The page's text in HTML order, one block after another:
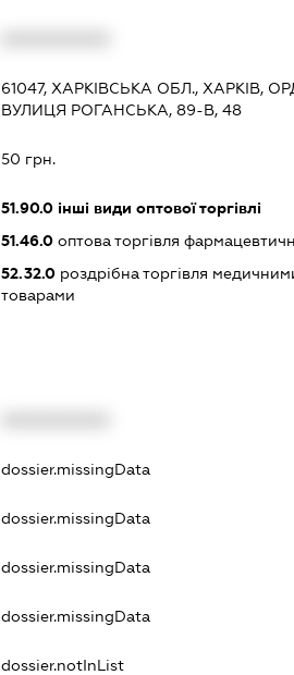
61047, ХАРКІВСЬКА ОБЛ., ХАРКІВ,
ВУЛИЦЯ РОГАНСЬКА, 89-В, 48
50 грн.
51.90.0 інші види оптової торгівлі
51.46.0 оптова торгівля
52.32.0 роздрібна торгівля
товарами
dossier.missingData
dossier.missingData
dossier.missingData
dossier.missingData
dossier.notInList